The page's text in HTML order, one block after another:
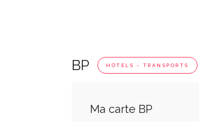
BP HÔTELS - TRANSPORTS
Ma carte BP